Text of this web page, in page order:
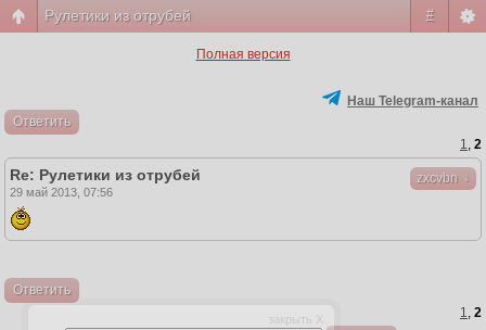
#
Рулетики из отрубей
Полная версия
Наш Telegram-канал
Ответить
1, 2
zxcvbn ↓
Re: Рулетики из отрубей
29 май 2013, 07:56
Ответить
1, 2
закрыть X